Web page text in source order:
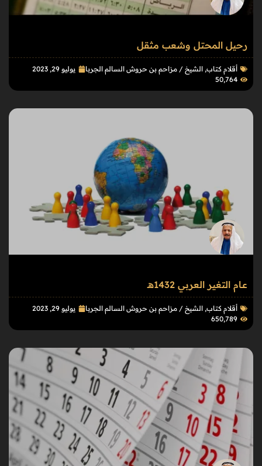
رحيل المحتل وشعب مثقل
أقلام كتاب, الشيخ / مزاحم بن حروش السالم الجربا
يوليو 29, 2023
50٬764
عـام التغير العربي 1432هـ
أقلام كتاب, الشيخ / مزاحم بن حروش السالم الجربا
يوليو 29, 2023
650٬789